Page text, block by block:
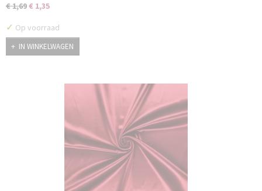
€ 1,69€ 1,35
✓ Op voorraad
IN WINKELWAGEN